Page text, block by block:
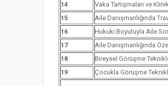
14
Vaka Tartışmaları ve
15
Aile Danışmanlığında
16
Hukuki Boyutuyla Aile
17
Aile Danışmanlığında
18
Bireysel Görüşme
19
Çocukla Görüşme